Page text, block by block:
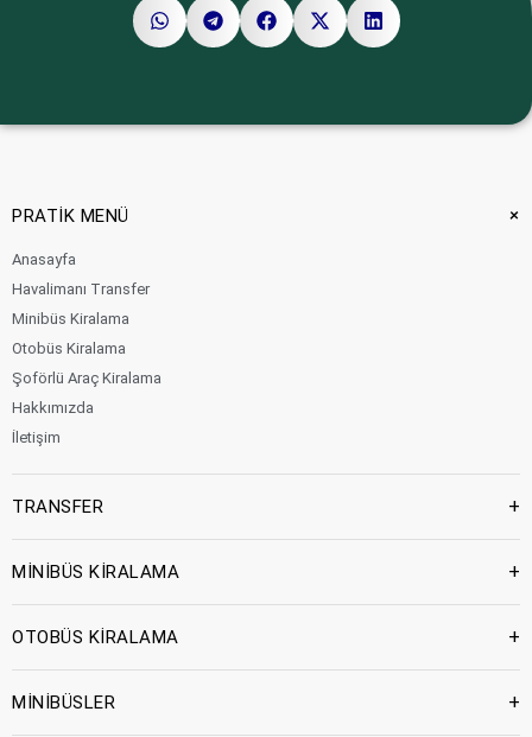
PRATİK MENÜ +
Anasayfa
Havalimanı Transfer
Minibüs Kiralama
Otobüs Kiralama
Şoförlü Araç Kiralama
Hakkımızda
İletişim
TRANSFER +
MİNİBÜS KİRALAMA +
OTOBÜS KİRALAMA +
MİNİBÜSLER +